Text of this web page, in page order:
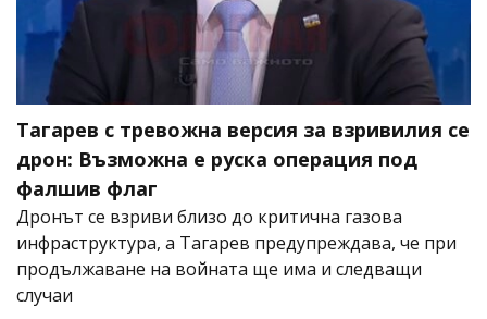
Тагарев с тревожна версия за взривилия се
дрон: Възможна е руска операция под
фалшив флаг
Дронът се взриви близо до критична газова
инфраструктура, а Тагарев предупреждава, че при
продължаване на войната ще има и следващи
случаи